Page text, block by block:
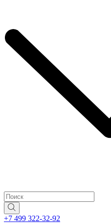
+7 499 322-32-92